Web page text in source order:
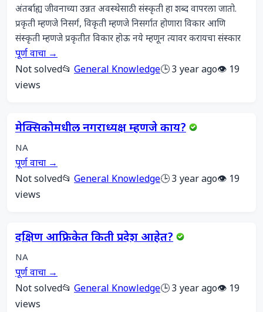
अंतर्बाह्य जीवनाच्या उन्नत अवस्थेसाठी संस्कृती हा शब्द वापरला जातो.
प्रकृती म्हणजे निसर्ग, विकृती म्हणजे निसर्गात होणारा विकार आणि
संस्कृती म्हणजे प्रकृतीत विकार होऊ नये म्हणून त्यावर करायचा संस्कार
पूर्ण वाचा →
Not solved📂 General Knowledge🕒 3 year ago👁️ 19
views
मेक्सिकोमधील नगराध्यक्ष म्हणजे काय?
NA
पूर्ण वाचा →
Not solved📂 General Knowledge🕒 3 year ago👁️ 19
views
दक्षिण आफ्रिकेत किती प्रदेश आहेत?
NA
पूर्ण वाचा →
Not solved📂 General Knowledge🕒 3 year ago👁️ 19
views